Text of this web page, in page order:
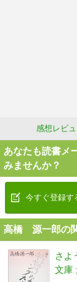
感想レビ
あなたも読書メ
みませんか？
今すぐ登録す
高橋 源一郎の
さよ
文庫